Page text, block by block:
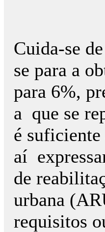
Cuida-se
se para a
para 6%,
a que se
é
aí
de
urbana
requisitos